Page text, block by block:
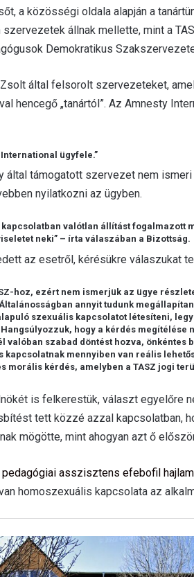
a közösségi oldala alapján a
állnak mellette, mint a
Demokratikus
által felsorolt szervezeteket,
hencegő „tanártól”. Az Amnesty
ügyfele.”
által támogatott szervezet nem
nyilatkozni az ügyben.
valótlan állítást fogalmazott
neki” – írta válaszában a Bizottság.
az esetről, kérésükre válaszukat
hoz, ezért nem ismerjük az ügye
annyit tudunk
szexuális kapcsolatot létesíteni,
hogy a kérdés
valóban szabad döntést hozva,
kapcsolatnak mennyiben van reális
morális kérdés, amelyben a TASZ jogi
is felkerestük, választ egyelőre
tett közzé azzal kapcsolatban,
mögötte, mint ahogyan azt ő
asszisztens efebofil
homoszexuális kapcsolata az